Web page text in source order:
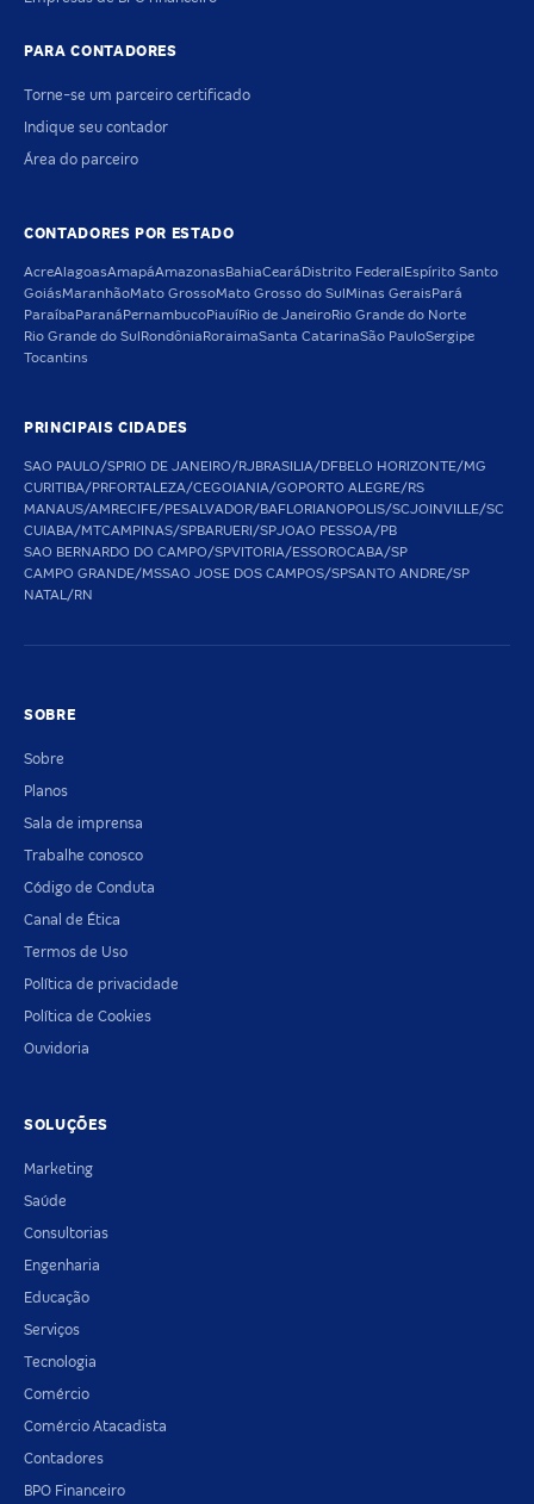
PARA CONTADORES
Torne-se um parceiro certificado
Indique seu contador
Área do parceiro
CONTADORES POR ESTADO
AcreAlagoasAmapáAmazonas BahiaCeará Distrito Federal Espírito Santo
GoiásMaranhãoMato GrossoMato Grosso do Sul Minas Gerais Pará
Paraíba Paraná PernambucoPiauíRio de JaneiroRio Grande do Norte
Rio Grande do Sul Rondônia RoraimaSanta CatarinaSão PauloSergipe
Tocantins
PRINCIPAIS CIDADES
SAO PAULO/SPRIO DE JANEIRO/RJBRASILIA/DFBELO HORIZONTE/MG
CURITIBA/PRFORTALEZA/CEGOIANIA/GOPORTO ALEGRE/RS
MANAUS/AMRECIFE/PESALVADOR/BAFLORIANOPOLIS/SCJOINVILLE/SC
CUIABA/MTCAMPINAS/SPBARUERI/SPJOAO PESSOA/PB
SAO BERNARDO DO CAMPO/SPVITORIA/ESSOROCABA/SP
CAMPO GRANDE/MSSAO JOSE DOS CAMPOS/SPSANTO ANDRE/SP
NATAL/RN
SOBRE
Sobre
Planos
Sala de imprensa
Trabalhe conosco
Código de Conduta
Canal de Ética
Termos de Uso
Política de privacidade
Política de Cookies
Ouvidoria
SOLUÇÕES
Marketing
Saúde
Consultorias
Engenharia
Educação
Serviços
Tecnologia
Comércio
Comércio Atacadista
Contadores
BPO Financeiro